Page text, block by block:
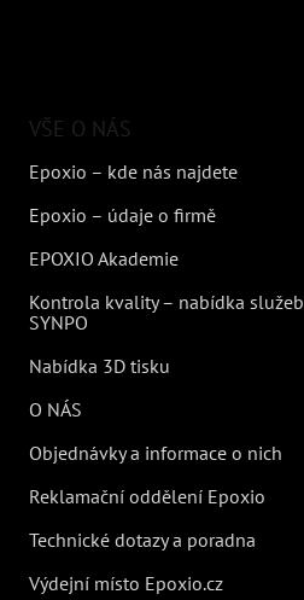
VŠE O NÁS
Epoxio – kde nás najdete
Epoxio – údaje o firmě
EPOXIO Akademie
Kontrola kvality – nabídka služeb
SYNPO
Nabídka 3D tisku
O NÁS
Objednávky a informace o nich
Reklamační oddělení Epoxio
Technické dotazy a poradna
Výdejní místo Epoxio.cz